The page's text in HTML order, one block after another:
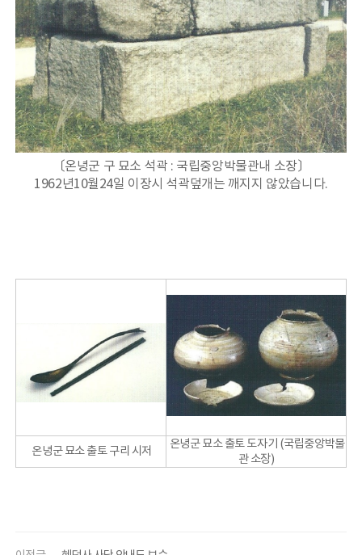
〔온녕군 구 묘소 석곽 : 국립중앙박물관내 소장〕
1962년10월24일 이장시 석곽덮개는 깨지지 않았습니다.
온녕군 묘소 출토 구리 시저
온녕군 묘소 출토 도자기 (국립중앙박물
관 소장)